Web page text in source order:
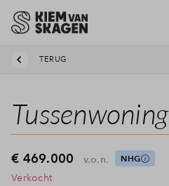
TERUG
Tussenwoning
€ 469.000 v.o.n. NHG
Verkocht